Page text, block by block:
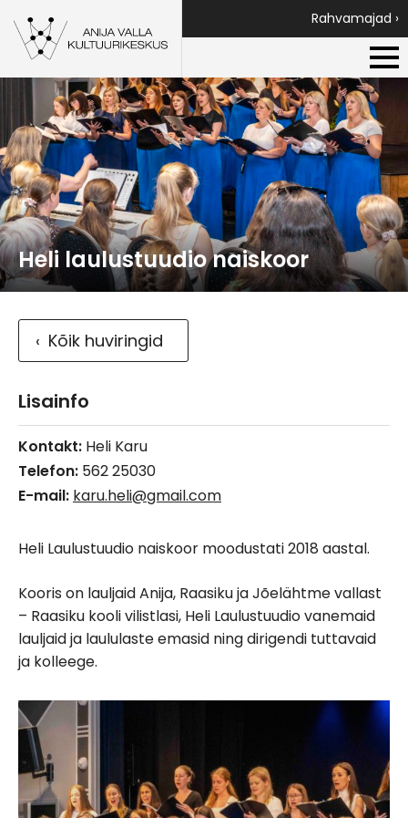
Rahvamajad ›
Heli laulustuudio naiskoor
Kõik huviringid
Heli Laulustuudio naiskoor moodustati 2018 aastal.
Kooris on lauljaid Anija, Raasiku ja Jõelähtme vallast
– Raasiku kooli vilistlasi, Heli Laulustuudio vanemaid
lauljaid ja laululaste emasid ning dirigendi tuttavaid
ja kolleege.
Lisainfo
Kontakt: Heli Karu
Telefon: 562 25030
E-mail: karu.heli@gmail.com